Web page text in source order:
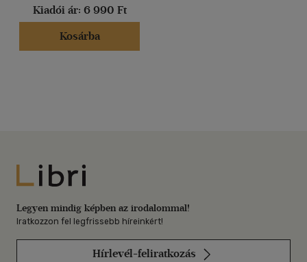
Kiadói ár: 6 990 Ft
Kosárba
Libri
Legyen mindig képben az irodalommal!
Iratkozzon fel legfrissebb híreinkért!
Hírlevél-feliratkozás